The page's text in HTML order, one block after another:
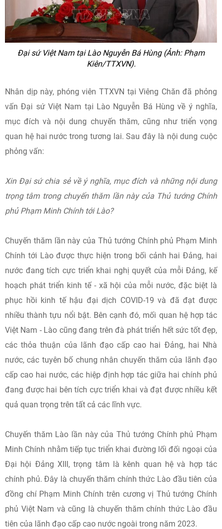
Đại sứ Việt Nam tại Lào Nguyễn Bá Hùng (Ảnh: Phạm
Kiên/TTXVN).
Nhân dịp này, phóng viên TTXVN tại Viêng Chăn đã phỏng
vấn Đại sứ Việt Nam tại Lào Nguyễn Bá Hùng về ý nghĩa,
mục đích và nội dung chuyến thăm, cũng như triển vọng
quan hệ hai nước trong tương lai. Sau đây là nội dung cuộc
phỏng vấn:
Xin Đại sứ chia sẻ về ý nghĩa, mục đích và những nội dung
trọng tâm trong chuyến thăm lần này của Thủ tướng Chính
phủ Phạm Minh Chính tới Lào?
Chuyến thăm lần này của Thủ tướng Chính phủ Phạm Minh
Chính tới Lào được thực hiện trong bối cảnh hai Đảng, hai
nước đang tích cực triển khai nghị quyết của mỗi Đảng, kế
hoạch phát triển kinh tế - xã hội của mỗi nước, đặc biệt là
phục hồi kinh tế hậu đại dịch COVID-19 và đã đạt được
nhiều thành tựu nổi bật. Bên cạnh đó, mối quan hệ hợp tác
Việt Nam - Lào cũng đang trên đà phát triển hết sức tốt đẹp,
các thỏa thuận của lãnh đạo cấp cao hai Đảng, hai Nhà
nước, các tuyên bố chung nhân chuyến thăm của lãnh đạo
cấp cao hai nước, các hiệp định hợp tác giữa hai chính phủ
đang được hai bên tích cực triển khai và đạt được nhiều kết
quả quan trọng trên tất cả các lĩnh vực.
Chuyến thăm Lào lần này của Thủ tướng Chính phủ Phạm
Minh Chính nhằm tiếp tục triển khai đường lối đối ngoại của
Đại hội Đảng XIII, trọng tâm là kênh quan hệ và hợp tác
chính phủ. Đây là chuyến thăm chính thức Lào đầu tiên của
đồng chí Phạm Minh Chính trên cương vị Thủ tướng Chính
phủ Việt Nam và cũng là chuyến thăm chính thức Lào đầu
tiên của lãnh đạo cấp cao nước ngoài trong năm 2023.